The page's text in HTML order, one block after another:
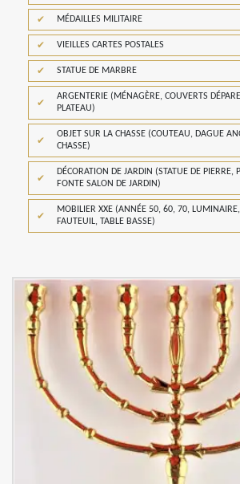
MÉDAILLES MILITAIRE
VIEILLES CARTES POSTALES
STATUE DE MARBRE
ARGENTERIE (MÉNAGÈRE, COUVERTS
PLATEAU)
OBJET SUR LA CHASSE (COUTEAU, DAGUE
CHASSE)
DÉCORATION DE JARDIN (STATUE DE PIERRE,
FONTE SALON DE JARDIN)
MOBILIER XXE (ANNÉE 50, 60, 70,
FAUTEUIL, TABLE BASSE)